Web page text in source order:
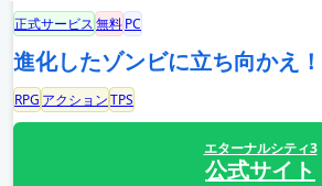
正式サービス無料PC
進化したゾンビに立ち向かえ！
RPG アクションTPS
エターナルシティ3
公式サイト